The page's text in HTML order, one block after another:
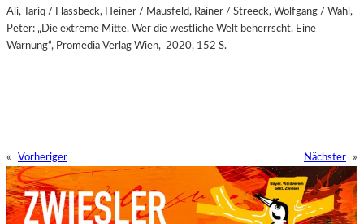
Ali, Tariq / Flassbeck, Heiner / Mausfeld, Rainer / Streeck, Wolfgang / Wahl,
Peter: „Die extreme Mitte. Wer die westliche Welt beherrscht. Eine
Warnung“, Promedia Verlag Wien, 2020, 152 S.
« Vorheriger Nächster »